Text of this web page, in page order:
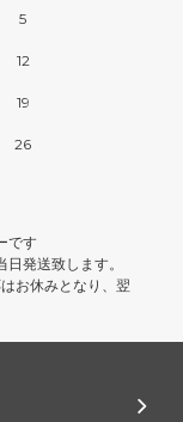
5
12
19
26
です
発送致します。
お休みとなり、翌